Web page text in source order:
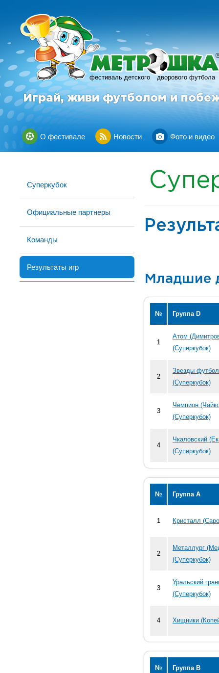
фестиваль детского дворового футбола
R
Играй, живи футболом и
О фестивале Новости Фото и видео
Суперкубок
Официальные партнеры
Команды
Результаты игр
Младшие
№ Группа D
1
Атом
(Суперкубок)
2
Звезды
(Суперкубок)
3
Чемпион
(Суперкубок)
4
Чкаловский
(Суперкубок)
№ Группа А
1 Кристалл
2
Металлург
(Суперкубок)
3
Уральский
(Суперкубок)
4 Хищники
№ Группа В